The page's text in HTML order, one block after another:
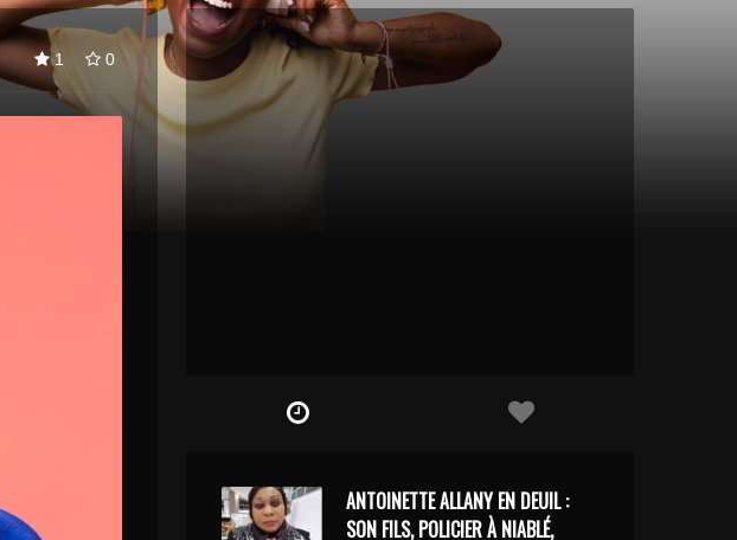
1 0
ANTOINETTE ALLANY EN DEUIL :
SON FILS, POLICIER À NIABLÉ,